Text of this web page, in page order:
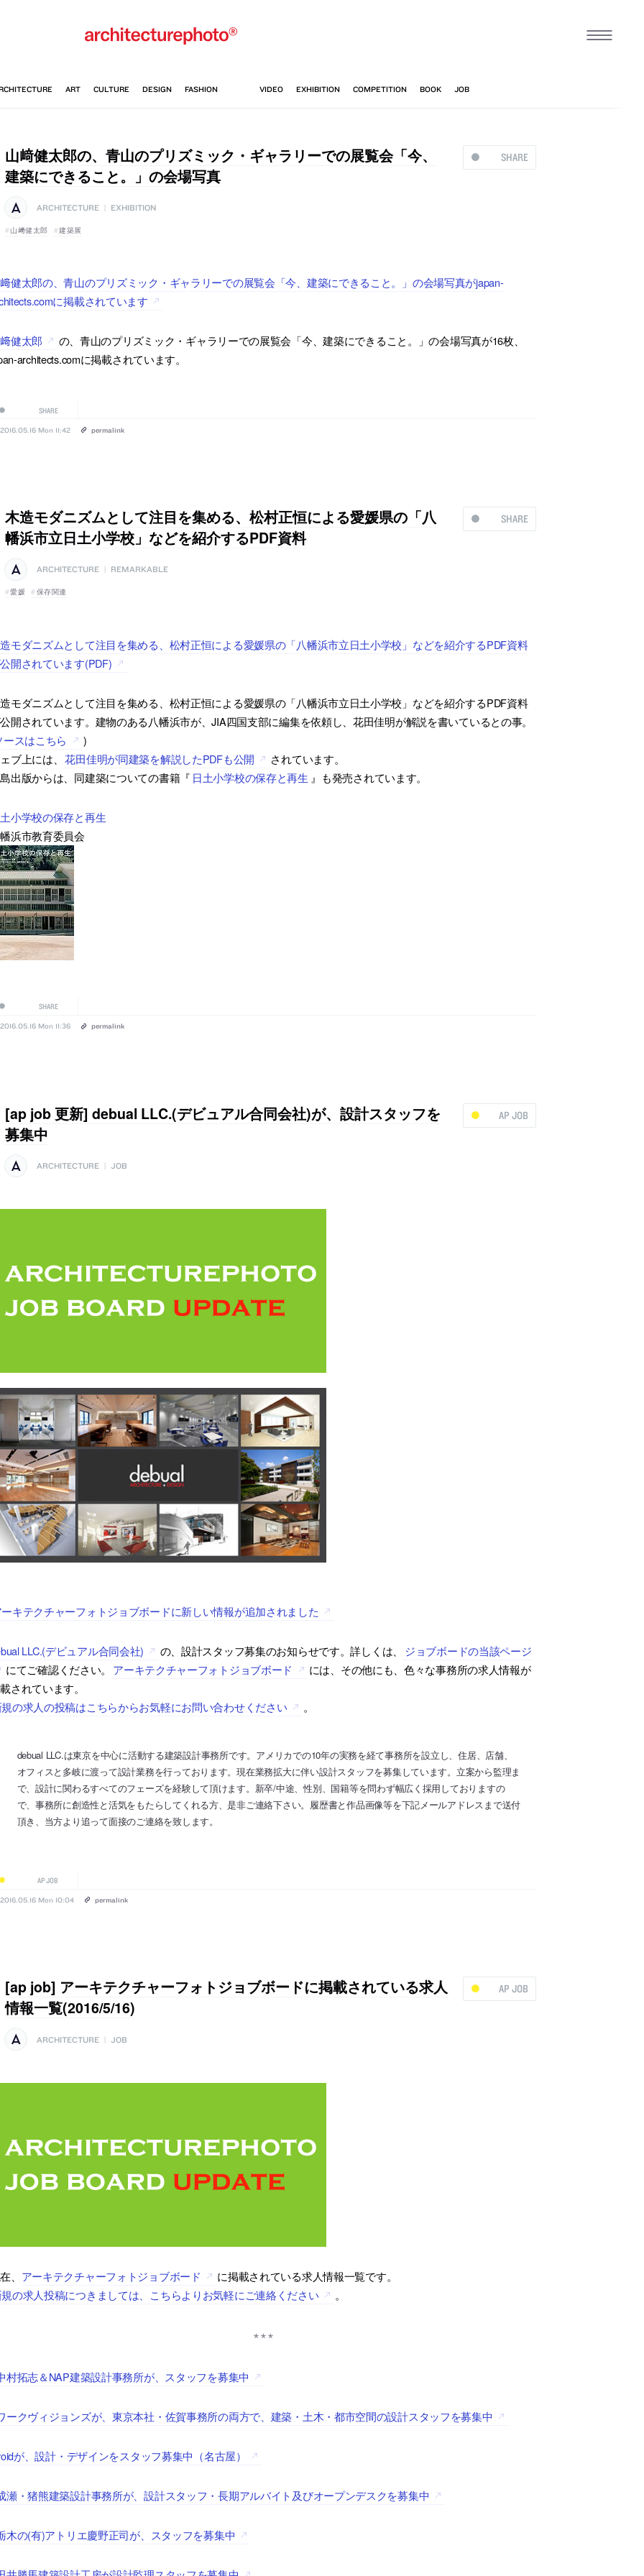
SHARE
山﨑健太郎の、青山のプリズミック・ギャラリーでの展覧会「今、
建築にできること。」の会場写真
ARCHITECTURE | EXHIBITION
山﨑健太郎 建築展
健太郎の、青山のプリズミック・ギャラリーでの展覧会「今、建築にできること。」の会場写真がjapan-
に掲載されています
健太郎
の、青山のプリズミック・ギャラリーでの展覧会「今、建築にできること。」の会場写真が16枚、
architects.comに掲載されています。
SHARE
2016.05.16 Mon 11:42 permalink
SHARE
木造モダニズムとして注目を集める、松村正恒による愛媛県の「八
幡浜市立日土小学校」などを紹介するPDF資料
ARCHITECTURE REMARKABLE
愛媛 保存関連
モダニズムとして注目を集める、松村正恒による愛媛県の「八幡浜市立日土小学校」などを紹介するPDF資料
開されています(PDF)
モダニズムとして注目を集める、松村正恒による愛媛県の「八幡浜市立日土小学校」などを紹介するPDF資料
開されています。建物のある八幡浜市が、JIA四国支部に編集を依頼し、花田佳明が解説を書いているとの事。
ースはこちら
)
ブ上には、 花田佳明が同建築を解説したPDFも公開
されています。
出版からは、同建築についての書籍『 日土小学校の保存と再生 』も発売されています。
小学校の保存と再生
浜市教育委員会
SHARE
2016.05.16 Mon 11:36 permalink
AP JOB
[ap job 更新] debual LLC.(デビュアル合同会社)が、設計スタッフを
募集中
ARCHITECTURE JOB
キテクチャーフォトジョブボードに新しい情報が追加されました
LLC.(デビュアル合同会社) の、設計スタッフ募集のお知らせです。詳しくは、
ジョブボードの当該ページ
にてご確認ください。
アーキテクチャーフォトジョブボード
には、その他にも、色々な事務所の求人情報が
されています。
の求人の投稿はこちらからお気軽にお問い合わせください
。
debual LLC.は東京を中心に活動する建築設計事務所です。アメリカでの10年の実務を経て事務所を設立し、住居、店舗、
オフィスと多岐に渡って設計業務を行っております。現在業務拡大に伴い設計スタッフを募集しています。立案から監理ま
で、設計に関わるすべてのフェーズを経験して頂けます。新卒/中途、性別、国籍等を問わず幅広く採用しておりますの
で、事務所に創造性と活気をもたらしてくれる方、是非ご連絡下さい。履歴書と作品画像等を下記メールアドレスまで送付
頂き、当方より追って面接のご連絡を致します。
AP JOB
2016.05.16 Mon 10:04 permalink
AP JOB
[ap job] アーキテクチャーフォトジョブボードに掲載されている求人
情報一覧(2016/5/16)
ARCHITECTURE | JOB
、 アーキテクチャーフォトジョブボード
に掲載されている求人情報一覧です。
の求人投稿につきましては、こちらよりお気軽にご連絡ください
。
村拓志＆NAP建築設計事務所が、スタッフを募集中
ークヴィジョンズが、東京本社・佐賀事務所の両方で、建築・土木・都市空間の設計スタッフを募集中
が、設計・デザインをスタッフ募集中（名古屋）
瀬・猪熊建築設計事務所が、設計スタッフ・長期アルバイト及びオープンデスクを募集中
木の(有)アトリエ慶野正司が、スタッフを募集中